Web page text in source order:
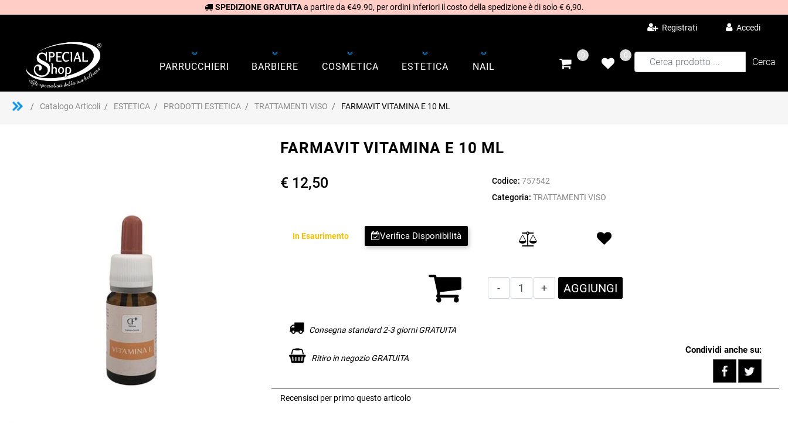
SPEDIZIONE GRATUITAa partire da €49.90, per ordini inferiori il costo della spedizione è di solo € 6,90.
Registrati Accedi
PARRUCCHIERI BARBIERE COSMETICA ESTETICA NAIL
0 0
Catalogo Articoli ESTETICA PRODOTTI ESTETICA TRATTAMENTI VISO FARMAVIT VITAMINA E 10 ML
FARMAVIT VITAMINA E 10 ML
€ 12,50 Codice: 757542
Categoria: TRATTAMENTI VISO
Verifica Disponibilità
In Esaurimento
Quantità
AGGIUNGI
Consegna standard 2-3 giorni GRATUITA
Ritiro in negozio GRATUITA
Condividi anche su:
Recensisci per primo questo articolo